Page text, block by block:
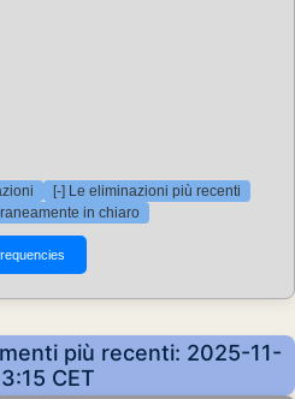
[-] Le eliminazioni più recenti
in chiaro
più recenti: 2025-11-
CET